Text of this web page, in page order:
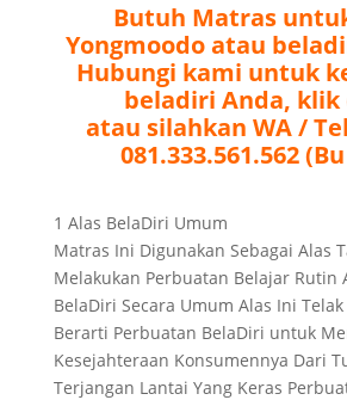
Butuh Matras
Yongmoodo atau
Hubungi kami untuk
beladiri Anda, klik
atau silahkan WA /
081.333.561.562
1 Alas BelaDiri Umum
Matras Ini Digunakan Sebagai Alas
Melakukan Perbuatan Belajar Rutin
BelaDiri Secara Umum Alas Ini
Berarti Perbuatan BelaDiri untuk
Kesejahteraan Konsumennya Dari
Terjangan Lantai Yang Keras